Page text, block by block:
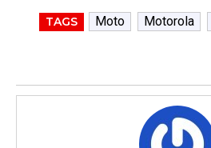
TAGS Moto Motorola